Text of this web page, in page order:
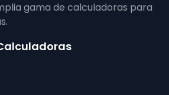
gama de calculadoras para